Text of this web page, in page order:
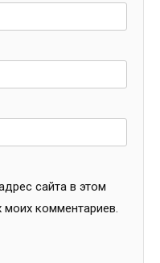
сайта в этом
комментариев.